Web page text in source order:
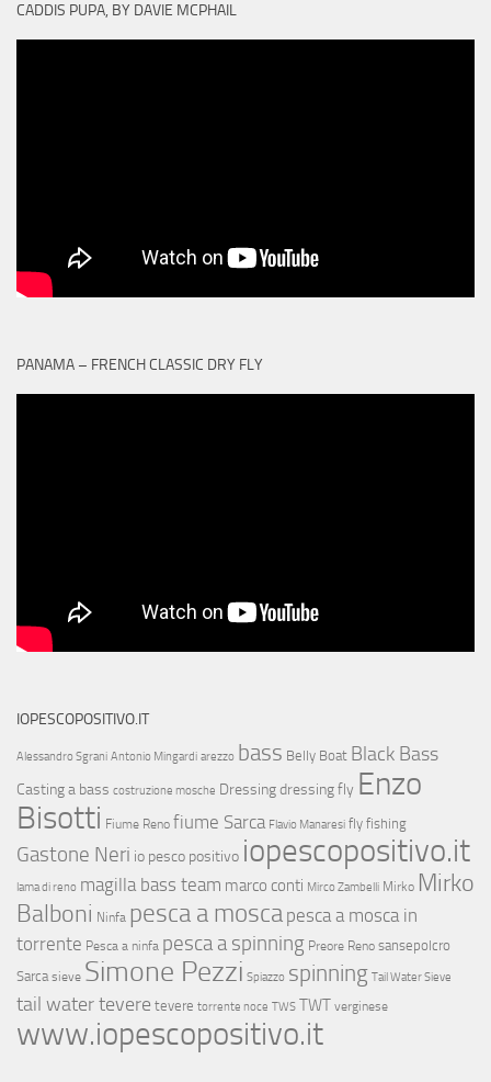
CADDIS PUPA, BY DAVIE MCPHAIL
PANAMA – FRENCH CLASSIC DRY FLY
IOPESCOPOSITIVO.IT
Alessandro Sgrani Antonio Mingardi arezzo bass Belly Boat Black Bass
Casting a bass costruzione mosche Dressingdressing fly Enzo
Bisotti Fiume Reno fiume Sarca Flavio Manaresi fly fishing
Gastone Neri io pesco positivo iopescopositivo.it
lama di reno magilla bass team marco conti Mirco Zambelli Mirko Mirko
Balboni Ninfa pesca a mosca pesca a mosca in
torrente Pesca a ninfa pesca a spinning Preore Reno sansepolcro
Sarca sieve Simone Pezzi Spiazzo spinning Tail Water Sieve
tail water tevere tevere torrente noce TWS TWT verginese
www.iopescopositivo.it